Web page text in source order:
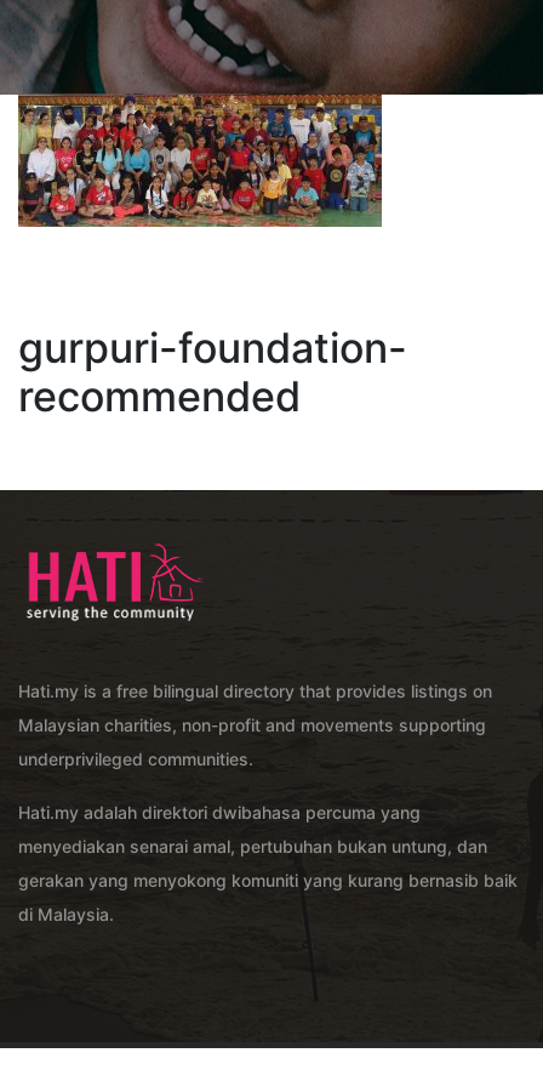
gurpuri-foundation-
recommended
Hati.my is a free bilingual directory that provides listings on
Malaysian charities, non-profit and movements supporting
underprivileged communities.
Hati.my adalah direktori dwibahasa percuma yang
menyediakan senarai amal, pertubuhan bukan untung, dan
gerakan yang menyokong komuniti yang kurang bernasib baik
di Malaysia.